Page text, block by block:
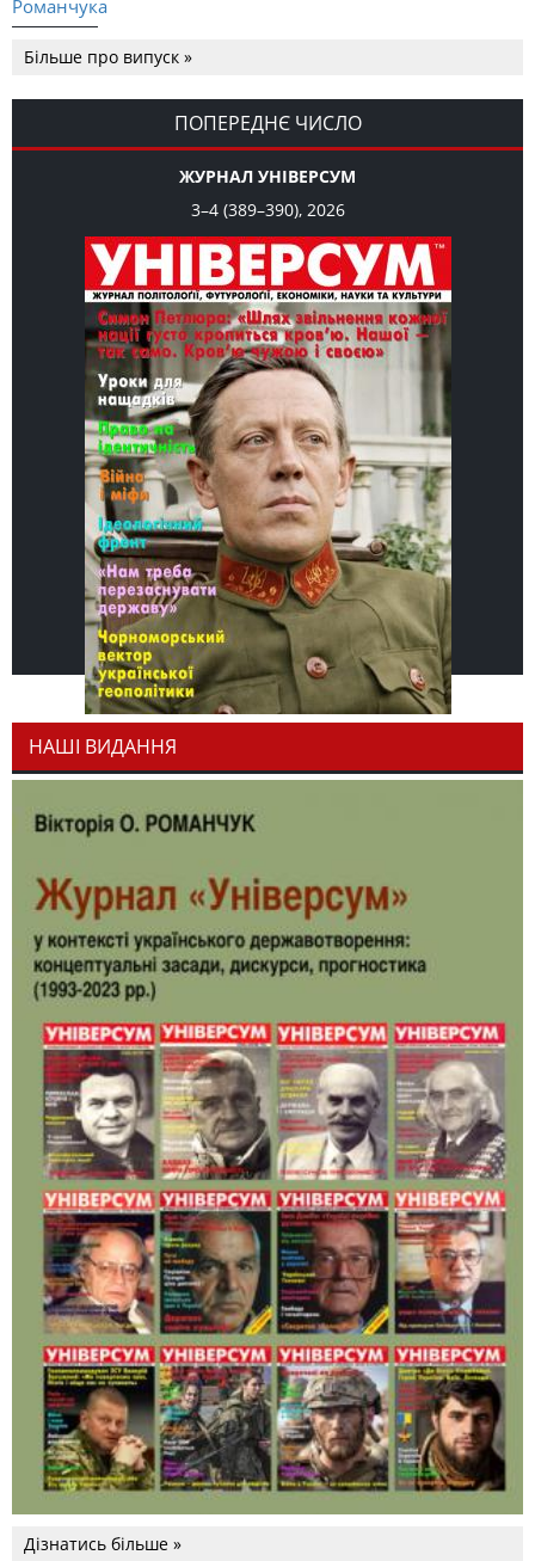
Романчука
Романчука
СЛОВО РЕДАКЦІЙНЕ Олег К. Романчук Журавель і синиця
як уособлення української політстратегії й тактики
Більше про випуск »
ПОПЕРЕДНЄ ЧИСЛО
ЖУРНАЛ УНІВЕРСУМ
3–4 (389–390), 2026
НАШІ ВИДАННЯ
Дізнатись більше »